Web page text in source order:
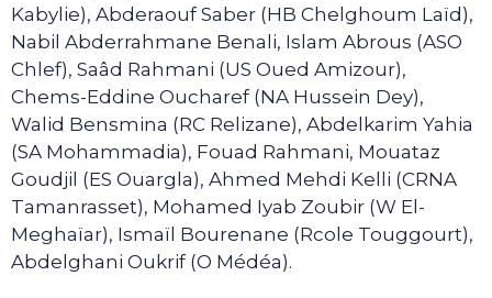
Kabylie), Abderaouf Saber (HB Chelghoum Laïd),
Nabil Abderrahmane Benali, Islam Abrous (ASO
Chlef), Saâd Rahmani (US Oued Amizour),
Chems-Eddine Oucharef (NA Hussein Dey),
Walid Bensmina (RC Relizane), Abdelkarim Yahia
(SA Mohammadia), Fouad Rahmani, Mouataz
Goudjil (ES Ouargla), Ahmed Mehdi Kelli (CRNA
Tamanrasset), Mohamed Iyab Zoubir (W El-
Meghaïar), Ismaïl Bourenane (Rcole Touggourt),
Abdelghani Oukrif (O Médéa).